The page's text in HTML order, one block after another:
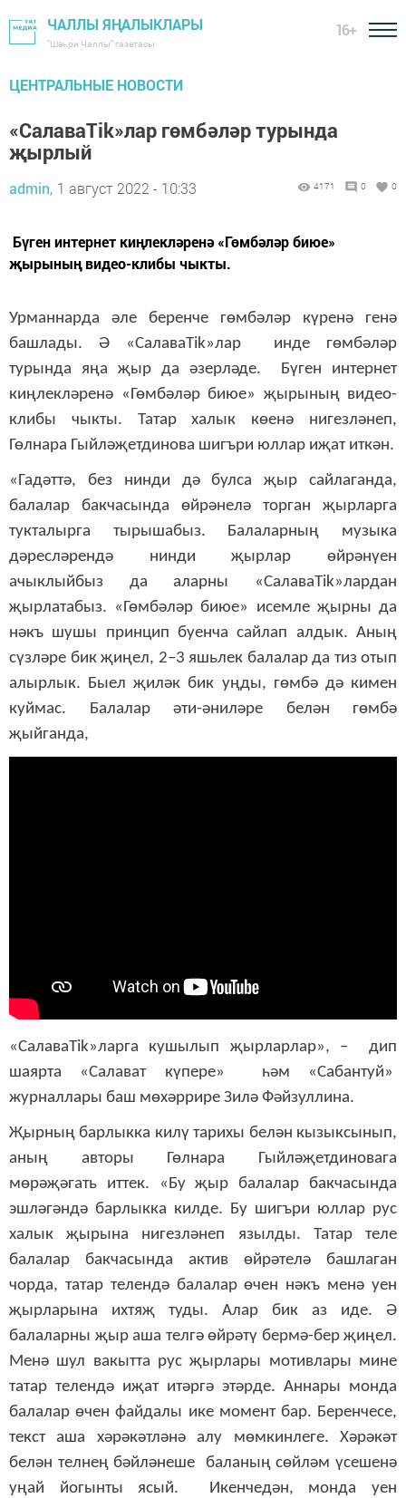
ЧАЛЛЫ ЯҢАЛЫКЛАРЫ
"Шәһри Чаллы" газетасы
16+
ЦЕНТРАЛЬНЫЕ НОВОСТИ
«СалаваTik»лар гөмбәләр турында
җырлый
admin, 1 август 2022 - 10:33 4171 0 0
Бүген интернет киңлекләренә «Гөмбәләр биюе»
җырының видео-клибы чыкты.
Урманнарда әле беренче гөмбәләр күренә генә
башлады. Ә «СалаваTik»лар инде гөмбәләр
турында яңа җыр да әзерләде. Бүген интернет
киңлекләренә «Гөмбәләр биюе» җырының видео-
клибы чыкты. Татар халык көенә нигезләнеп,
Гөлнара Гыйләҗетдинова шигъри юллар иҗат иткән.
«Гадәттә, без нинди дә булса җыр сайлаганда,
балалар бакчасында өйрәнелә торган җырларга
тукталырга тырышабыз. Балаларның музыка
дәресләрендә нинди җырлар өйрәнүен
ачыклыйбыз да аларны «СалаваTik»лардан
җырлатабыз. «Гөмбәләр биюе» исемле җырны да
нәкъ шушы принцип буенча сайлап алдык. Аның
сүзләре бик җиңел, 2–3 яшьлек балалар да тиз отып
алырлык. Быел җиләк бик уңды, гөмбә дә кимен
куймас. Балалар әти-әниләре белән гөмбә
җыйганда,
«СалаваTik»ларга кушылып җырларлар», – дип
шаярта «Cалават күпере» һәм «Сабантуй»
журналлары баш мөхәррире Зилә Фәйзуллина.
Җырның барлыкка килү тарихы белән кызыксынып,
аның авторы Гөлнара Гыйләҗетдиновага
мөрәҗәгать иттек. «Бу җыр балалар бакчасында
эшләгәндә барлыкка килде. Бу шигъри юллар рус
халык җырына нигезләнеп язылды. Татар теле
балалар бакчасында актив өйрәтелә башлаган
чорда, татар телендә балалар өчен нәкъ менә уен
җырларына ихтяҗ туды. Алар бик аз иде. Ә
балаларны җыр аша телгә өйрәтү бермә-бер җиңел.
Менә шул вакытта рус җырлары мотивлары мине
татар телендә иҗат итәргә этәрде. Аннары монда
балалар өчен файдалы ике момент бар. Беренчесе,
текст аша хәрәкәтләнә алу мөмкинлеге. Хәрәкәт
белән телнең бәйләнеше баланың сөйләм үсешенә
уңай йогынты ясый. Икенчедән, монда уен